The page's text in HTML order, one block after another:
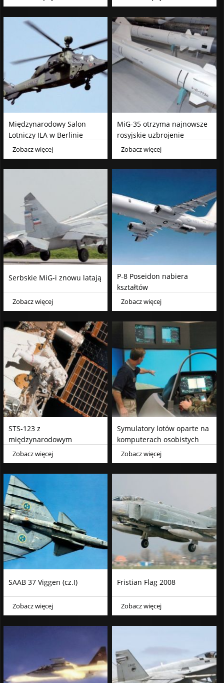
Międzynarodowy Salon
Lotniczy ILA w Berlinie
Zobacz więcej
MiG-35 otrzyma najnowsze
rosyjskie uzbrojenie
Zobacz więcej
Serbskie MiG-i znowu latają
Zobacz więcej
P-8 Poseidon nabiera
kształtów
Zobacz więcej
STS-123 z
międzynarodowym
ładunkiem
Zobacz więcej
Symulatory lotów oparte na
komputerach osobistych
klasy PC
Zobacz więcej
SAAB 37 Viggen (cz.I)
Zobacz więcej
Fristian Flag 2008
Zobacz więcej